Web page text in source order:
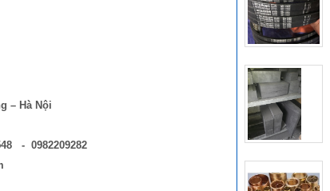
– Hà Nội
- 0982209282